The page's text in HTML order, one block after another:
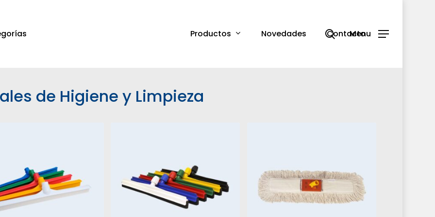
Productos Novedades Contacto
search
Menu
de Higiene y Limpieza